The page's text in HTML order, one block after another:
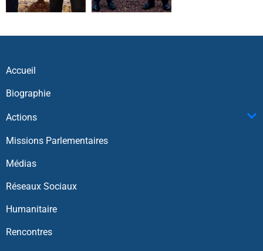
Accueil
Biographie
Actions
Missions Parlementaires
Médias
Réseaux Sociaux
Humanitaire
Rencontres